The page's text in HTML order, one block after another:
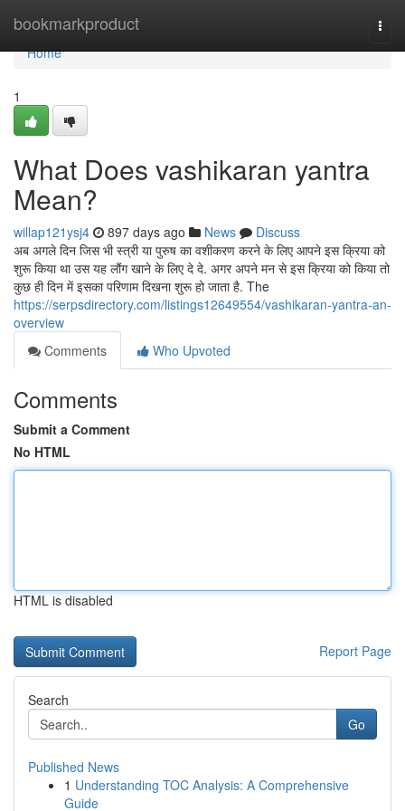
bookmarkproduct
Home
Home
1
What Does vashikaran yantra
Mean?
willap121ysj4 897 days ago News
Discuss
अब अगले दिन जिस भी स्त्री या पुरुष का वशीकरण करने के लिए आपने इस क्रिया को
शुरू किया था उस यह लौंग खाने के लिए दे दे. अगर अपने मन से इस क्रिया को किया तो
कुछ ही दिन में इसका परिणाम दिखना शुरू हो जाता है. The
https://serpsdirectory.com/listings12649554/vashikaran-yantra-an-
overview
Comments
Who Upvoted
Comments
Submit a Comment
No HTML
HTML is disabled
Report Page
Search
Go
Published News
1 Understanding TOC Analysis: A Comprehensive
Guide